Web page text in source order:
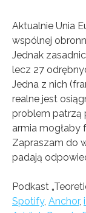
Aktualnie Unia
wspólnej
Jednak
lecz 27
Jedna z nich
realne jest
problem patrzą
armia mogłaby
Zapraszam do
padają
Podkast
Spotify, Anchor,